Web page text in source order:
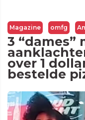
Magazine omfg
3 “dames”
over 1
bestelde